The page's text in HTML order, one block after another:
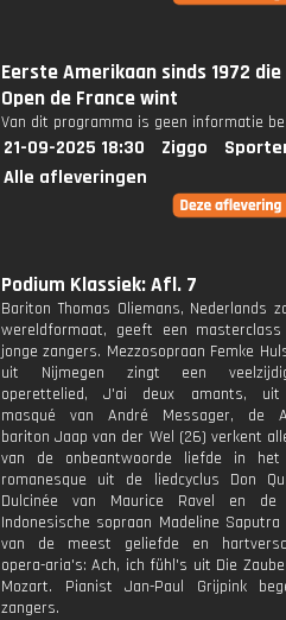
Eerste Amerikaan sinds 1972 die
Open de France wint
Van dit programma is geen informatie
21-09-2025 18:30 Ziggo
Alle afleveringen
Podium Klassiek: Afl. 7
Bariton Thomas Oliemans, Nederlands
wereldformaat, geeft een
jonge zangers. Mezzosopraan Femke
uit Nijmegen zingt een
operettelied, J'ai deux amants, uit
masqué van André Messager, de
bariton Jaap van der Wel (26) verkent
van de onbeantwoorde liefde in het
romanesque uit de liedcyclus Don
Dulcinée van Maurice Ravel en de
Indonesische sopraan Madeline
van de meest geliefde en
opera-aria's: Ach, ich fühl's uit Die
Mozart. Pianist Jan-Paul Grijpink
zangers.